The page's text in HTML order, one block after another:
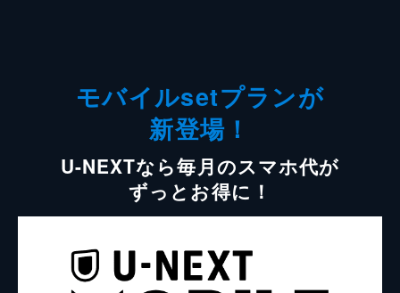
モバイルsetプランが
新登場！
U-NEXTなら毎月のスマホ代が
ずっとお得に！